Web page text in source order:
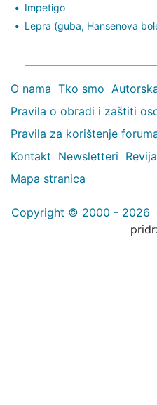
Impetigo
Lepra (guba, Hansenova
O nama Tko smo
Pravila o obradi i zaštiti
Pravila za korištenje
Kontakt Newsletteri
Mapa stranica
Copyright © 2000 - 2026